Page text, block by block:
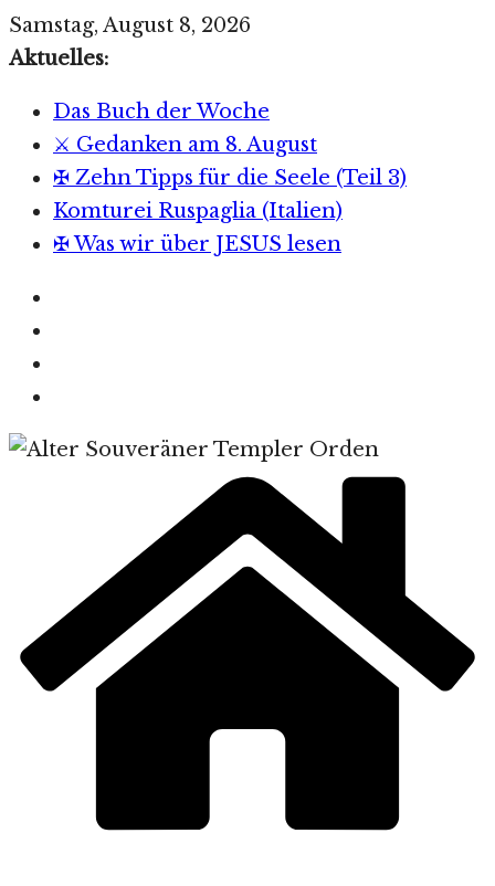
Zum
Inhalt
Samstag, August 8, 2026
Aktuelles:
Das Buch der Woche
⚔️ Gedanken am 8. August
✠ Zehn Tipps für die Seele (Teil 3)
Komturei Ruspaglia (Italien)
✠ Was wir über JESUS lesen